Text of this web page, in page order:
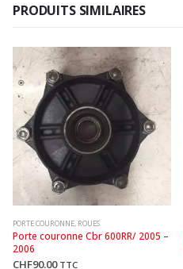
PRODUITS SIMILAIRES
PORTE COURONNE ROUES
Porte couronne Cbr 600RR/ 2005 –
2006
CHF90.00 TTC